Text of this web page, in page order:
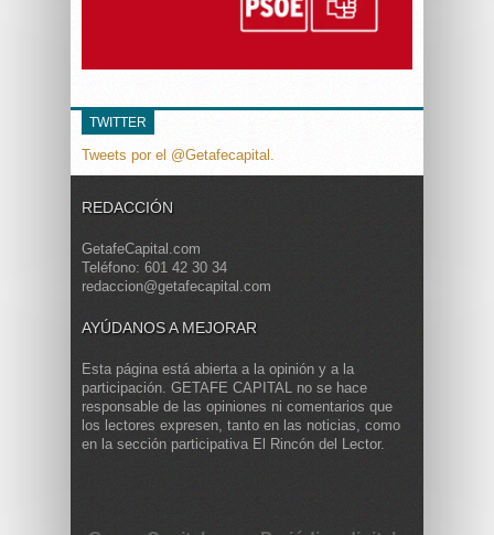
TWITTER
Tweets por el @Getafecapital.
REDACCIÓN
GetafeCapital.com
Teléfono: 601 42 30 34
redaccion@getafecapital.com
AYÚDANOS A MEJORAR
Esta página está abierta a la opinión y a la
participación. GETAFE CAPITAL no se hace
responsable de las opiniones ni comentarios que
los lectores expresen, tanto en las noticias, como
en la sección participativa El Rincón del Lector.